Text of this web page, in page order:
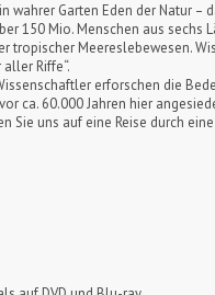
Garten Eden der Natur
Mio. Menschen aus sechs
Meereslebewesen.
Riffe“.
erforschen die
ca. 60.000 Jahren hier
uns auf eine Reise durch